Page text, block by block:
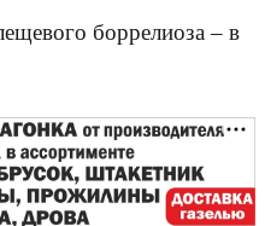
боррелиоза – в